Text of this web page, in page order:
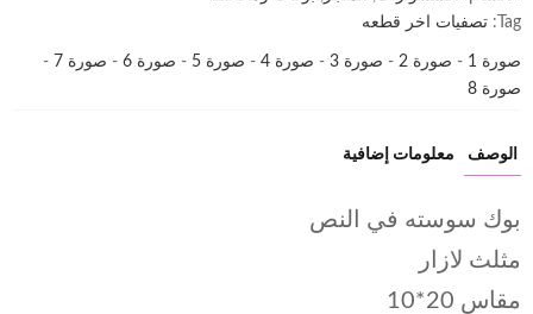
16
العدد
Tag:
تصفيات اخر قطعه
صورة 1 - صورة 2 - صورة 3 - صورة 4 - صورة 5 - صورة 6 - صورة 7
-
صورة 8
الوصف معلومات إضافية
بوك سوسته في النص
مثلث لازار
مقاس 20*10